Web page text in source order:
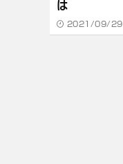
は
2021/09/29